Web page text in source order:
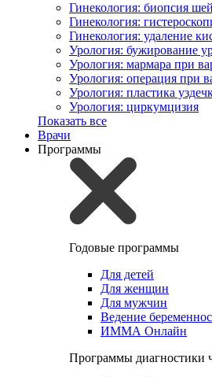
Гинекология: биопсия
Гинекология:
Гинекология: удаление
Урология: бужирование
Урология: мармара при
Урология: операция при
Урология: пластика
Урология: циркумцизия
Показать все
Врачи
Программы
Годовые программы
Для детей
Для женщин
Для мужчин
Ведение
ИММА Онлайн
Программы диагностики